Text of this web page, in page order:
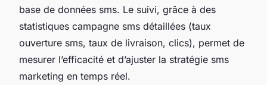
base de données sms. Le suivi, grâce à des
statistiques campagne sms détaillées (taux
ouverture sms, taux de livraison, clics), permet de
mesurer l’efficacité et d’ajuster la stratégie sms
marketing en temps réel.